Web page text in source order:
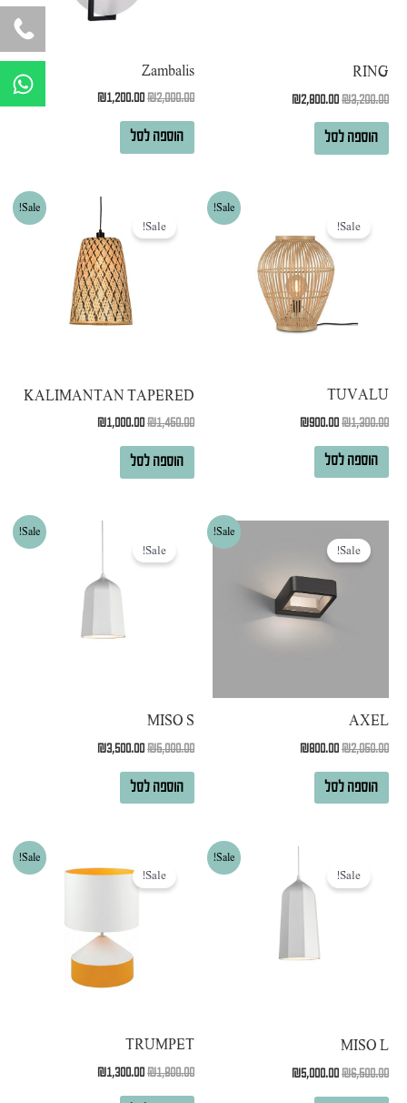
RING
₪3,200.00
₪2,800.00
הוספה לסל
Zambalis
₪2,000.00
₪1,200.00
הוספה לסל
Sale!
Sale!
TUVALU
₪1,300.00
המקורי
היה:
₪1,300.00.
₪900.00
הוא:
₪900.00.
הוספה לסל
Sale!
Sale!
KALIMANTAN TAPERED
₪1,450.00
המקורי
היה:
₪1,450.00.
₪1,000.00
הוא:
₪1,000.00.
הוספה לסל
Sale!
Sale!
AXEL
₪2,050.00
המקורי
היה:
₪2,050.00.
₪800.00
₪800.00.
הוספה לסל
Sale!
Sale!
MISO S
₪5,000.00
המקורי
היה:
₪5,000.00.
₪3,500.00
₪3,500.00.
הוספה לסל
Sale!
Sale!
MISO L
₪6,500.00
המקורי
היה:
₪6,500.00.
₪5,000.00
הוא:
Sale!
Sale!
TRUMPET
₪1,800.00
המקורי
היה:
₪1,300.00
הנוכחי
W
h
p
p